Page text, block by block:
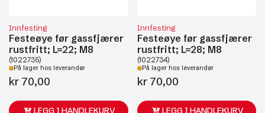
Innfesting
Festeøye før gassfjærer
rustfritt; L=22; M8
(1022735)
På lager hos leverandør
kr 70,00
LEGG I HANDLEKURV
Innfesting
Festeøye før gassfjærer
rustfritt; L=28; M8
(1022734)
På lager hos leverandør
kr70,00
LEGG I HANDLEKURV